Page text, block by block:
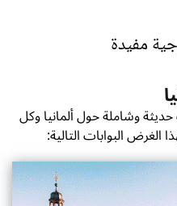
مفيدة
وشاملة حول ألمانيا وكل
الغرض البوابات التالية: